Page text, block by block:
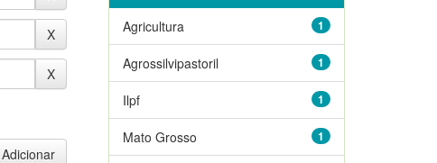
1
Agricultura
1
Agrossilvipastoril
1
Ilpf
1
Mato Grosso